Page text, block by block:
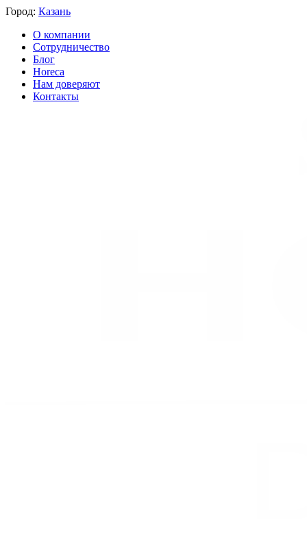
Город: Казань
О компании
Сотрудничество
Блог
Horeca
Нам доверяют
Контакты